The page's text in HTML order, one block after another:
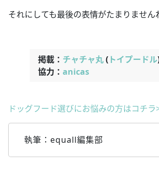
それにしても最後の表情がたまりません
掲載： チャチャ丸(トイプードル
協力： anicas
ドッグフード選びにお悩みの方はコチラ
執筆：equall編集部